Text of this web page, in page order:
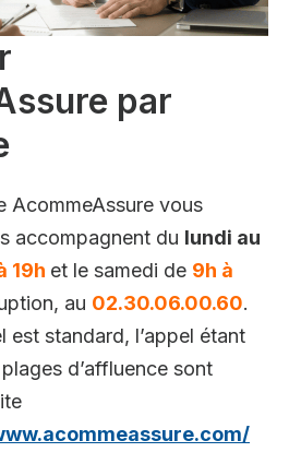
par
AcommeAssure vous
accompagnent du lundi au
19h et le samedi de 9h à
au 02.30.06.00.60.
est standard, l’appel étant
d’affluence sont